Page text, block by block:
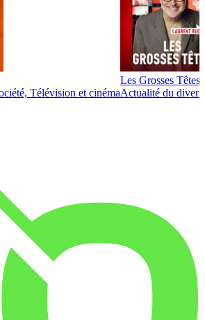
Télévision et cinéma
Les Grosses Têtes
Actualité du